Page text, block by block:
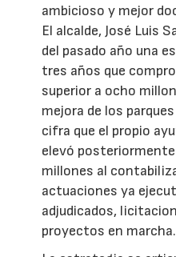
ambicioso y mejor
El alcalde, José Luis
del pasado año una
tres años que
superior a ocho
mejora de los
cifra que el propio
elevó
millones al
actuaciones ya
adjudicados,
proyectos en marcha.